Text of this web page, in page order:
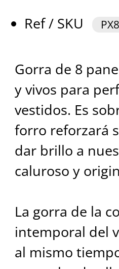
Ref / SKU
Gorra de 8
y vivos para
vestidos. Es
forro reforzará
dar brillo a
caluroso y
La gorra de la
intemporal del
al mismo